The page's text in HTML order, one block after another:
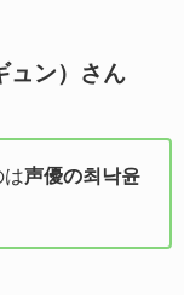
ュン）さん
は声優の최낙윤